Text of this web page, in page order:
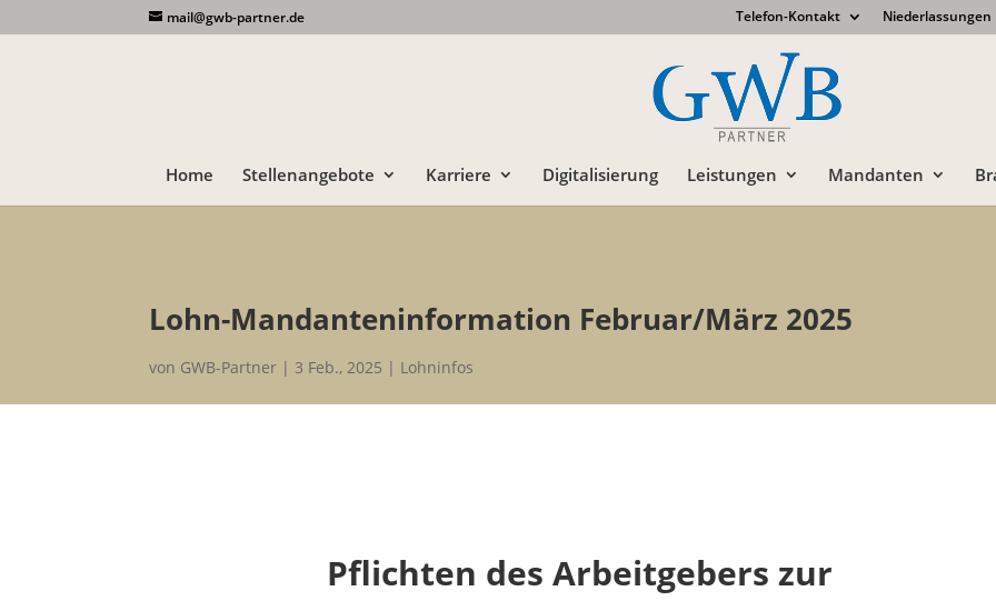
mail@gwb-partner.de Telefon-Kontakt Niederlassungen
Home Stellenangebote Karriere Digitalisierung Leistungen Mandanten
Lohn-Mandanteninformation Februar/März 2025
von GWB-Partner 3 Feb., 2025 Lohninfos
Pflichten des Arbeitgebers zur